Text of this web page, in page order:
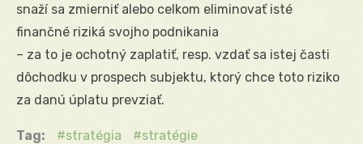
snaží sa zmierniť alebo celkom eliminovať isté
finančné riziká svojho podnikania
– za to je ochotný zaplatiť, resp. vzdať sa istej časti
dôchodku v prospech subjektu, ktorý chce toto riziko
za danú úplatu prevziať.
Tag: stratégia stratégie